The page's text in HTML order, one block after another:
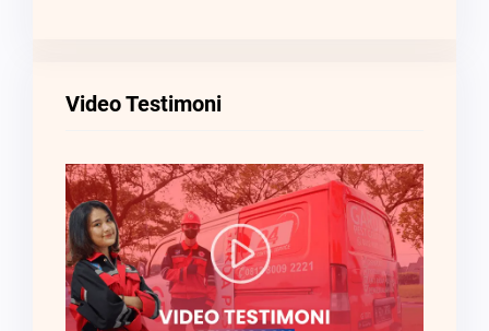
Video Testimoni